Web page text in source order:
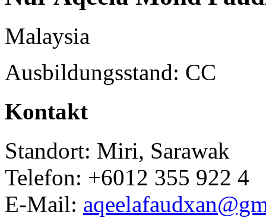
Malaysia
Ausbildungsstand: CC
Kontakt
Standort: Miri, Sarawak
Telefon: +6012 355 922 4
E-Mail: